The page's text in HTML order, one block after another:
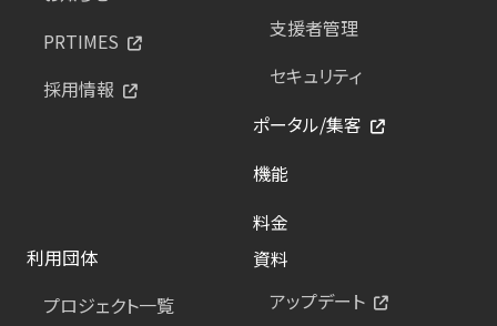
PRTIMES
採用情報
支援者管理
セキュリティ
ポータル/集客
機能
料金
利用団体
プロジェクト一覧
資料
アップデート